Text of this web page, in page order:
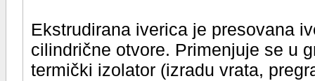
Ekstrudirana iverica je presovana
cilindrične otvore. Primenjuje se u
termički izolator (izradu vrata,